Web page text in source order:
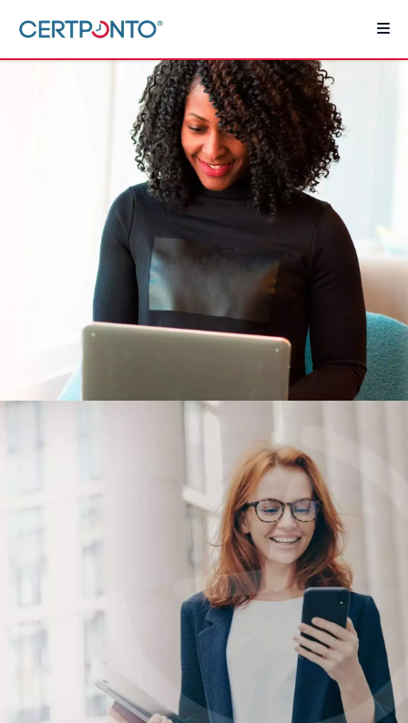
Aliados en
las grandes
jornadas
La jornada laboral comienza aquí. Queremos
ser su aliado todos los días. Lo escucharemos
atentamente para juntos descubrir cómo
construir nuestra alianza ¡Desde 2013 hemos
estado construyendo alianzas sólidas!
SEPA MAS